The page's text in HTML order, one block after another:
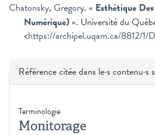
Chatonsky, Gregory. « Esthétique
Numérique) ». Université du
<https://archipel.uqam.ca/8812/
Masquer
Référence citée dans le·s contenu·s
Terminologie
Monitorage